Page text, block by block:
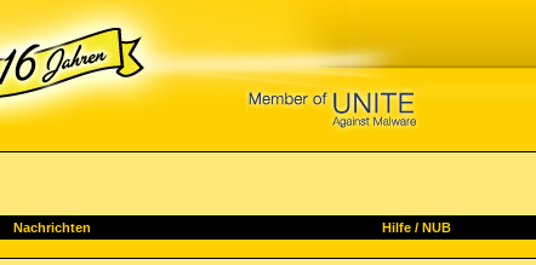
Nachrichten Hilfe/ NUB